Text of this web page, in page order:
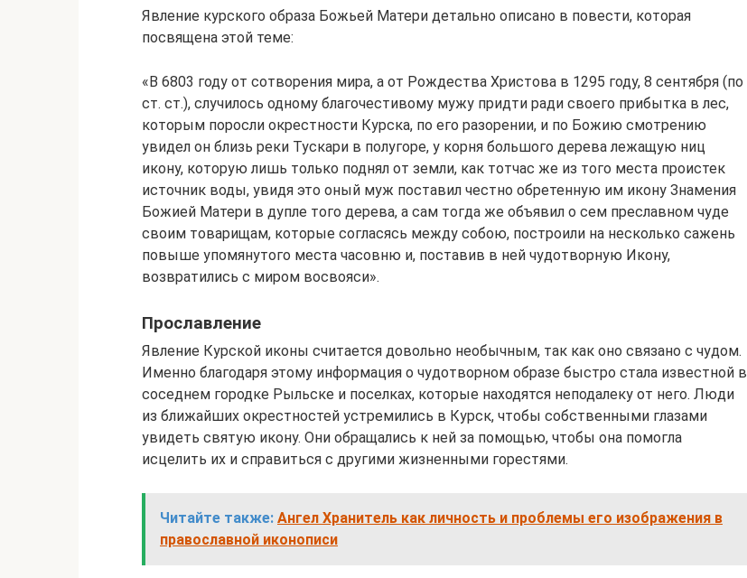
Явление курского образа Божьей Матери детально описано в повести, которая
посвящена этой теме:
«В 6803 году от сотворения мира, а от Рождества Христова в 1295 году, 8 сентября (по
ст. ст.), случилось одному благочестивому мужу придти ради своего прибытка в лес,
которым поросли окрестности Курска, по его разорении, и по Божию смотрению
увидел он близь реки Тускари в полугоре, у корня большого дерева лежащую ниц
икону, которую лишь только поднял от земли, как тотчас же из того места проистек
источник воды, увидя это оный муж поставил честно обретенную им икону Знамения
Божией Матери в дупле того дерева, а сам тогда же объявил о сем преславном чуде
своим товарищам, которые согласясь между собою, построили на несколько сажень
повыше упомянутого места часовню и, поставив в ней чудотворную Икону,
возвратились с миром восвояси».
Прославление
Явление Курской иконы считается довольно необычным, так как оно связано с чудом.
Именно благодаря этому информация о чудотворном образе быстро стала известной в
соседнем городке Рыльске и поселках, которые находятся неподалеку от него. Люди
из ближайших окрестностей устремились в Курск, чтобы собственными глазами
увидеть святую икону. Они обращались к ней за помощью, чтобы она помогла
исцелить их и справиться с другими жизненными горестями.
Читайте также: Ангел Хранитель как личность и проблемы его изображения в
православной иконописи